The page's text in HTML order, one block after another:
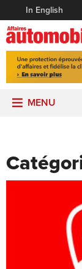
In English
MENU